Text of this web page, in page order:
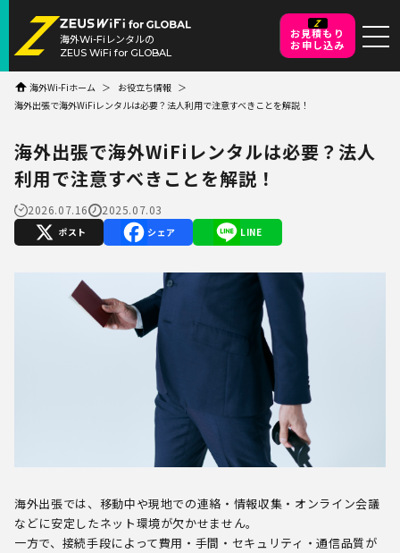
海外Wi-Fiレンタルの
ZEUS WiFi for GLOBAL
お見積もり
お申し込み
海外Wi-Fiホーム
お役立ち情報
海外出張で海外WiFiレンタルは必要？法人利用で注意すべきことを解説！
海外出張で海外WiFiレンタルは必要？法人
利用で注意すべきことを解説！
2026.07.16 2025.07.03
X FacebookLine
海外出張では、移動中や現地での連絡・情報収集・オンライン会議
などに安定したネット環境が欠かせません。
一方で、接続手段によって費用・手間・セキュリティ・通信品質が